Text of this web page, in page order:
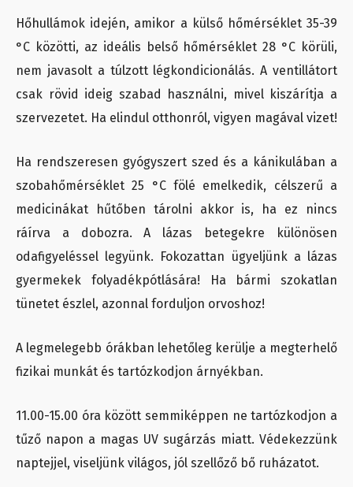
Hőhullámok idején, amikor a külső hőmérséklet 35-39
°C közötti, az ideális belső hőmérséklet 28 °C körüli,
nem javasolt a túlzott légkondicionálás. A ventillátort
csak rövid ideig szabad használni, mivel kiszárítja a
szervezetet. Ha elindul otthonról, vigyen magával vizet!
Ha rendszeresen gyógyszert szed és a kánikulában a
szobahőmérséklet 25 °C fölé emelkedik, célszerű a
medicinákat hűtőben tárolni akkor is, ha ez nincs
ráírva a dobozra. A lázas betegekre különösen
odafigyeléssel legyünk. Fokozattan ügyeljünk a lázas
gyermekek folyadékpótlására! Ha bármi szokatlan
tünetet észlel, azonnal forduljon orvoshoz!
A legmelegebb órákban lehetőleg kerülje a megterhelő
fizikai munkát és tartózkodjon árnyékban.
11.00-15.00 óra között semmiképpen ne tartózkodjon a
tűző napon a magas UV sugárzás miatt. Védekezzünk
naptejjel, viseljünk világos, jól szellőző bő ruházatot.